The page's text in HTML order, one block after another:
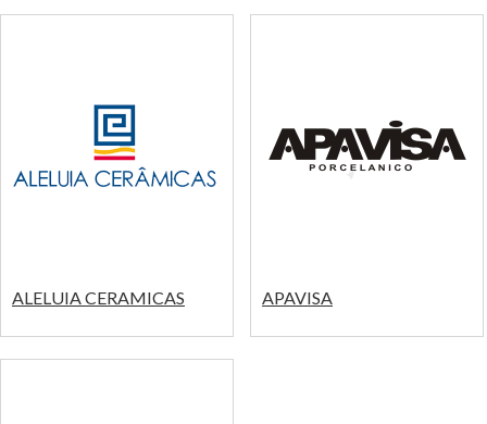
ALELUIA CERAMICAS APAVISA